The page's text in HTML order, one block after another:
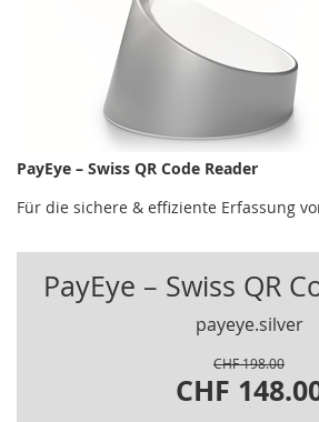
PayEye – Swiss QR Code Reader
Für die sichere & effiziente Erfassung
PayEye – Swiss QR
payeye.silver
CHF 198.00
CHF